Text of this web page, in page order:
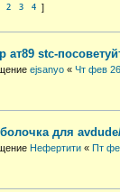
2 3 4
ат89 stc-
ejsanyo « Чт фев
для
Нефертити « Пт